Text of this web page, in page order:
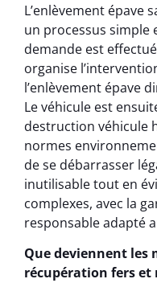
L’enlèvement épave
un processus simple
demande est
organise
l’enlèvement épave
Le véhicule est
destruction véhicule
normes
de se débarrasser
inutilisable tout en
complexes, avec la
responsable adapté
Que deviennent les
récupération fers et